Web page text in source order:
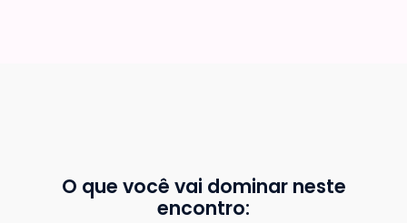
O que você vai dominar neste
encontro: